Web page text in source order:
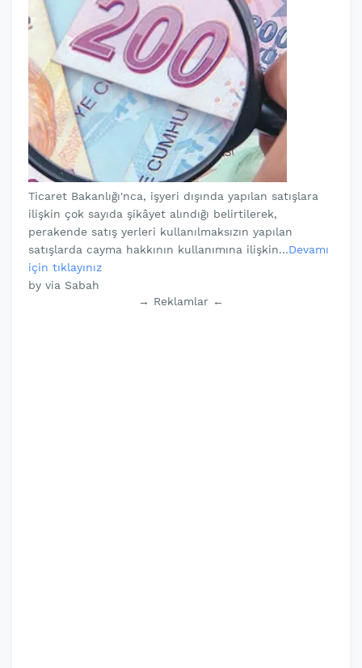
Ticaret Bakanlığı'nca, işyeri dışında yapılan satışlara
ilişkin çok sayıda şikâyet alındığı belirtilerek,
perakende satış yerleri kullanılmaksızın yapılan
satışlarda cayma hakkının kullanımına ilişkin...Devamı
için tıklayınız
by via Sabah
→ Reklamlar ←